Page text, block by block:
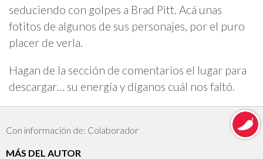
seduciendo con golpes a Brad Pitt. Acá unas
fotitos de algunos de sus personajes, por el puro
placer de verla.
Hagan de la sección de comentarios el lugar para
descargar… su energía y díganos cuál nos faltó.
Con información de: Colaborador
MÁS DEL AUTOR